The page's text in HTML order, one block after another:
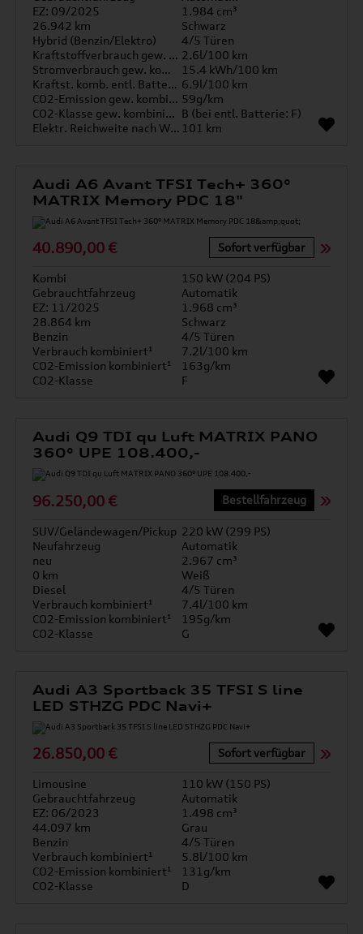
EZ: 09/2025
1.984 cm³
26.942 km
Schwarz
Hybrid (Benzin/Elektro)
4/5 Türen
Kraftstoffverbrauch gew. kombiniert 2.6l/100 km
Stromverbrauch gew. kombiniert
15.4 kWh/100 km
Kraftst. komb. entl. Batterie 6.9l/100 km
CO2-Emission gew. kombiniert 59g/km
CO2-Klasse gew. kombiniert B (bei entl. Batterie: F)
Elektr. Reichweite nach WLTP* 101 km
Audi A6 Avant TFSI Tech+ 360°
MATRIX Memory PDC 18"
40.890,00 € Sofort verfügbar
Kombi
150 kW (204 PS)
Gebrauchtfahrzeug
Automatik
EZ: 11/2025
1.968 cm³
28.864 km
Schwarz
Benzin
4/5 Türen
Verbrauch kombiniert¹
7.2l/100 km
CO2-Emission kombiniert¹
163g/km
CO2-Klasse
F
Audi Q9 TDI qu Luft MATRIX PANO
360° UPE 108.400,-
96.250,00 € Bestellfahrzeug
SUV/Geländewagen/Pickup 220 kW (299 PS)
Neufahrzeug
Automatik
neu
2.967 cm³
0 km
Weiß
Diesel
4/5 Türen
Verbrauch kombiniert¹
7.4l/100 km
CO2-Emission kombiniert¹
195g/km
CO2-Klasse
G
Audi A3 Sportback 35 TFSI S line
LED STHZG PDC Navi+
26.850,00 € Sofort verfügbar
Limousine
110 kW (150 PS)
Gebrauchtfahrzeug
Automatik
EZ: 06/2023
1.498 cm³
44.097 km
Grau
Benzin
4/5 Türen
Verbrauch kombiniert¹
5.8l/100 km
CO2-Emission kombiniert¹
131g/km
CO2-Klasse
D